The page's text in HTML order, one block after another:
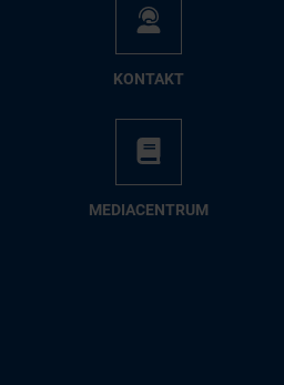
KON­TAKT
ME­DIA­CEN­TRUM